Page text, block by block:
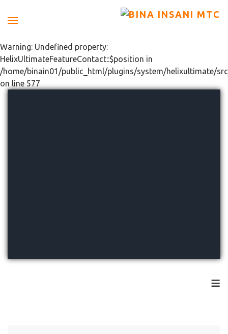
Warning: Undefined property:
HelixUltimateFeatureContact::$position in
/home/binain01/public_html/plugins/system/helixultimate/
on line 577
≡